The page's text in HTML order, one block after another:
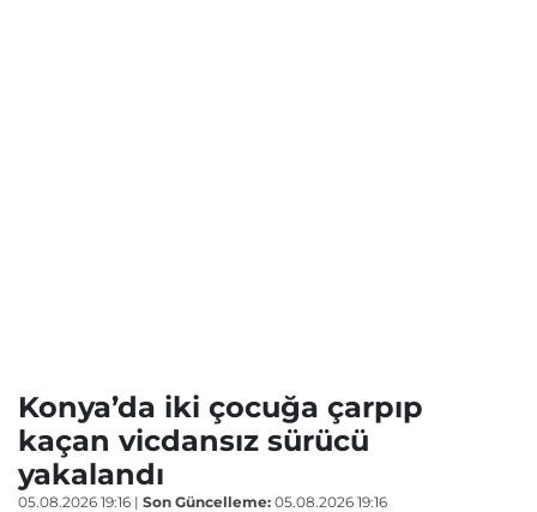
Konya’da iki çocuğa çarpıp
kaçan vicdansız sürücü
yakalandı
05.08.2026 19:16 | Son Güncelleme: 05.08.2026 19:16